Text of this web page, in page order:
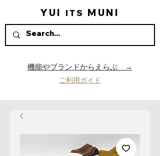
YUI ITS MUNI
機能やブランドからえらぶ →
ご利用ガイド